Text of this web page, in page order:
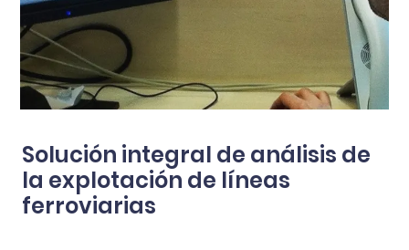
Solución integral de análisis de
la explotación de líneas
ferroviarias